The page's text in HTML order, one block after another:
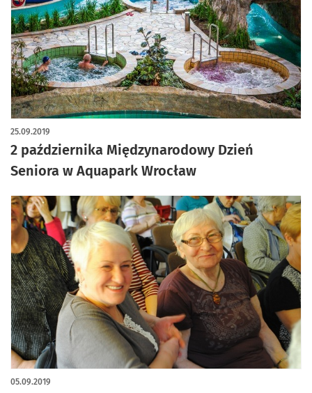
2 października Międzynarodowy Dzień
Seniora w Aquapark Wrocław
25.09.2019
05.09.2019